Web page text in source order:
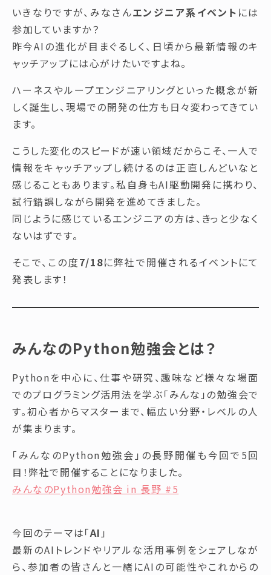
いきなりですが、みなさんエンジニア系イベント には
参加していますか？
昨今AIの進化が目まぐるしく、日頃から最新情報のキ
ャッチアップには心がけたいですよね。
ハーネスやループエンジニアリングといった概念が新
しく誕生し、現場での開発の仕方も日々変わってきてい
ます。
こうした変化のスピードが速い領域だからこそ、一人で
情報をキャッチアップし続けるのは正直しんどいなと
感じることもあります。私自身もAI駆動開発に携わり、
試行錯誤しながら開発を進めてきました。
同じように感じているエンジニアの方は、きっと少なく
ないはずです。
そこで、この度7/18に弊社で開催されるイベントにて
発表します！
みんなのPython勉強会とは？
Pythonを中心に、仕事や研究、趣味など様々な場面
でのプログラミング活用法を学ぶ「みんな」の勉強会で
す。初心者からマスターまで、幅広い分野・レベルの人
が集まります。
「みんなのPython勉強会」の長野開催も今回で5回
目！弊社で開催することになりました。
みんなのPython勉強会 in 長野 #5
今回のテーマは「AI 」
最新のAIトレンドやリアルな活用事例をシェアしなが
ら、参加者の皆さんと一緒にAIの可能性やこれからの